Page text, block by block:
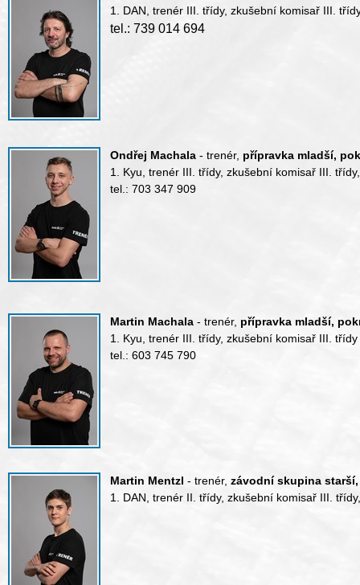
1. DAN, trenér III. třídy, zkušební komisař III.
tel.: 739 014 694
Ondřej Machala - trenér, přípravka mladší,
1. Kyu, trenér III. třídy, zkušební komisař III.
tel.: 703 347 909
Martin Machala - trenér, přípravka mladší,
1. Kyu, trenér III. třídy, zkušební komisař III. třídy
tel.: 603 745 790
Martin Mentzl - trenér, závodní skupina
1. DAN, trenér II. třídy, zkušební komisař III.